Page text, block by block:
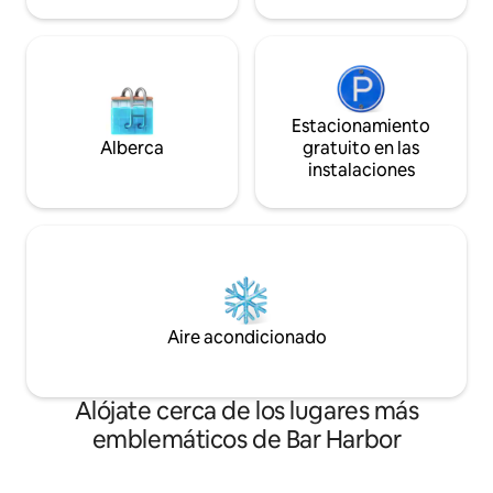
aire acondicionado
Lobster Pound
Alberca
Estacionamiento
gratuito en las
instalaciones
Aire acondicionado
Alójate cerca de los lugares más
emblemáticos de Bar Harbor